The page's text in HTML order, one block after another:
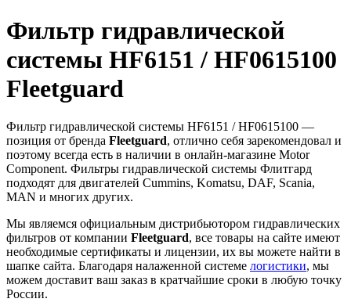
Фильтр гидравлической
системы HF6151 / HF0615100
Fleetguard
Фильтр гидравлической системы HF6151 / HF0615100 —
позиция от бренда Fleetguard, отлично себя зарекомендовал и
поэтому всегда есть в наличии в онлайн-магазине Motor
Component. Фильтры гидравлической системы Флитгард
подходят для двигателей Cummins, Komatsu, DAF, Scania,
MAN и многих других.
Мы являемся официальным дистрибьютором гидравлических
фильтров от компании Fleetguard, все товары на сайте имеют
необходимые сертификаты и лицензии, их вы можете найти в
шапке сайта. Благодаря налаженной системе логистики, мы
можем доставит ваш заказ в кратчайшие сроки в любую точку
России.